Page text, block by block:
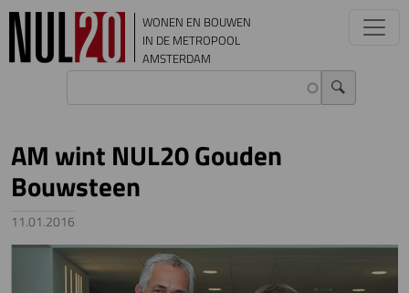
Overslaan en naar de inhoud gaan
WONEN EN BOUWEN
IN DE METROPOOL
AMSTERDAM
AM wint NUL20 Gouden
Bouwsteen
11.01.2016